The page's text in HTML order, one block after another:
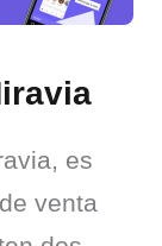
es
venta